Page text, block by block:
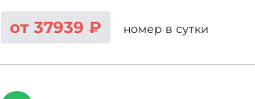
от 37939 ₽
номер в сутки